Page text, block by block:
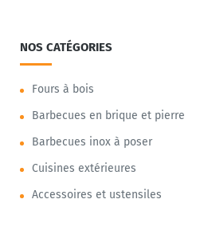
NOS CATÉGORIES
Fours à bois
Barbecues en brique et pierre
Barbecues inox à poser
Cuisines extérieures
Accessoires et ustensiles